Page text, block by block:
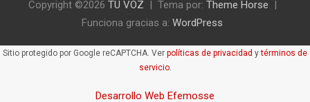
Copyright ©2026 TU VOZ Tema por: Theme Horse
Funciona gracias a: WordPress
Sitio protegido por Google reCAPTCHA. Ver políticas de privacidad ytérminos de
servicio.
Desarrollo Web Efemosse